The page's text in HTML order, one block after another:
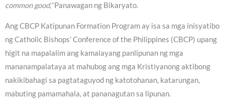
common good,”Panawagan ng Bikaryato.
Ang CBCP Katipunan Formation Program ay isa sa mga inisyatibo
ng Catholic Bishops’ Conference of the Philippines (CBCP) upang
higit na mapalalim ang kamalayang panlipunan ng mga
mananampalataya at mahubog ang mga Kristiyanong aktibong
nakikibahagi sa pagtataguyod ng katotohanan, katarungan,
mabuting pamamahala, at pananagutan sa lipunan.